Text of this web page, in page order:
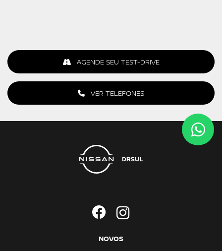
VER TELEFONES
AGENDE SEU TEST-DRIVE
NOVOS